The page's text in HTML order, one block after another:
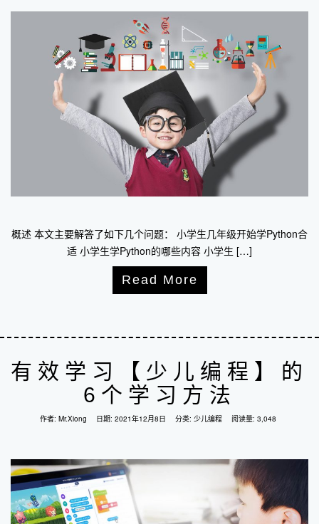
概述 本文主要解答了如下几个问题： 小学生几年级开始学Python合
适 小学生学Python的哪些内容 小学生 […]
Read More
有效学习【少儿编程】的
6个学习方法
作者: Mr.Xiong 日期: 2021年12月8日 分类: 少儿编程 阅读量: 3,048